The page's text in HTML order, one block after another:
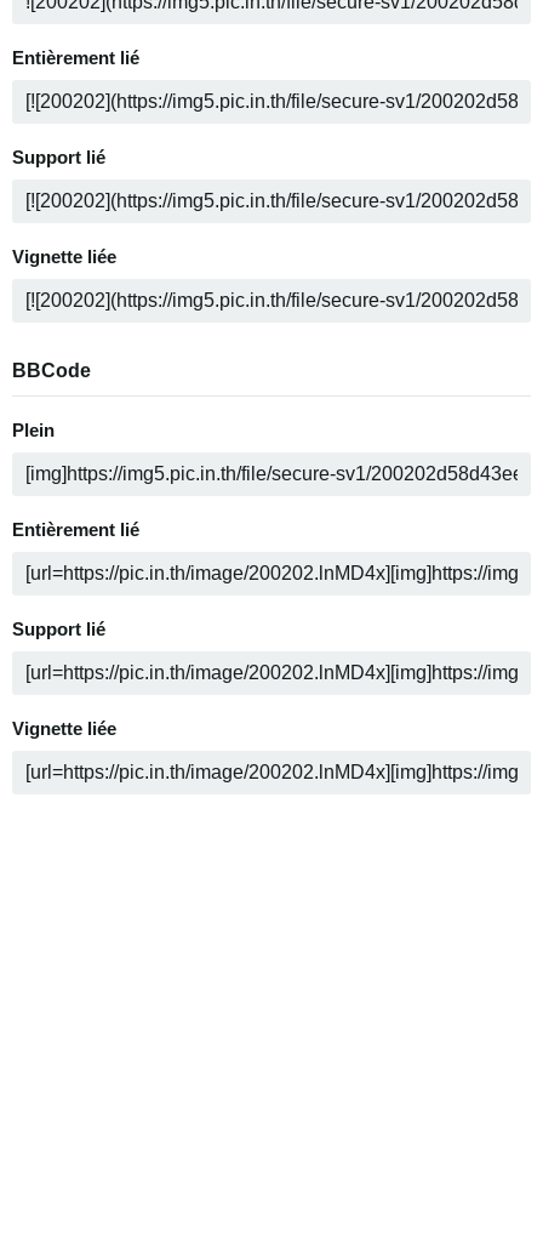
Entièrement lié
Support lié
Vignette liée
BBCode
Plein
Entièrement lié
Support lié
Vignette liée